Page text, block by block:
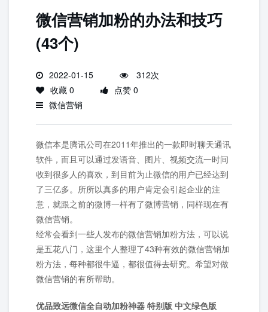
微信营销加粉的办法和技巧
(43个)
2022-01-15
312次
收藏 0
点赞 0
微信营销
微信本是腾讯公司在2011年推出的一款即时聊天通讯
软件，而且可以通过发语音、图片、视频交流一时间
收到很多人的喜欢，到目前为止微信的用户已经达到
了三亿多。所所以真多的用户肯定会引起企业的注
意，就跟之前的微博一样有了微博营销，同样现在有
微信营销。
经常会看到一些人发布的微信营销加粉方法，可以说
是五花八门，这里个人整理了43种有效的微信营销加
粉方法，每种都很牛逼，都很值得去研究。希望对做
微信营销的有所帮助。
优品致远微信全自动加粉神器 特别版 中文绿色版